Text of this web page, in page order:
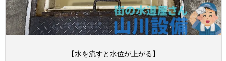
【水を流すと水位が上がる】